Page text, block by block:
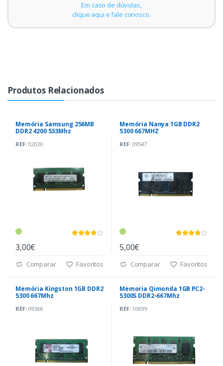
Em caso de dúvidas,
clique aqui e fale conosco.
Produtos Relacionados
Memória Samsung 256MB
DDR2 4200 533Mhz
REF:02020
3,00€
Comparar Favoritos
Memória Nanya 1GB DDR2
5300 667MHZ
REF:09547
5,00€
Comparar Favoritos
Memória Kingston 1GB DDR2
5300 667Mhz
REF:09366
Memoria Qimonda 1GB PC2-
5300S DDR2-667Mhz
REF:10699